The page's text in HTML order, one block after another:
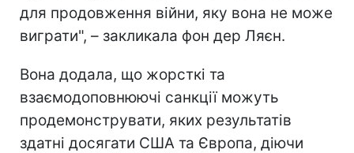
для продовження війни, яку вона не може
виграти", – закликала фон дер Ляєн.
Вона додала, що жорсткі та
взаємодоповнюючі санкції можуть
продемонструвати, яких результатів
здатні досягати США та Європа, діючи